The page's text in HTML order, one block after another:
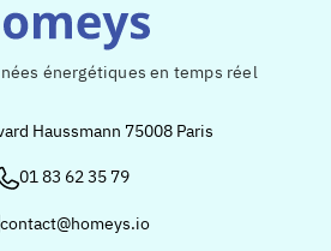
énergétiques en temps réel
Haussmann 75008 Paris
01 83 62 35 79
contact@homeys.io